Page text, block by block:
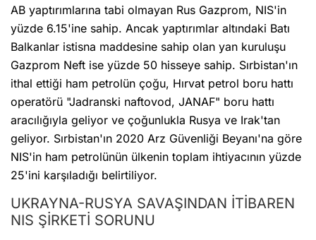
AB yaptırımlarına tabi olmayan Rus Gazprom, NIS'in
yüzde 6.15'ine sahip. Ancak yaptırımlar altındaki Batı
Balkanlar istisna maddesine sahip olan yan kuruluşu
Gazprom Neft ise yüzde 50 hisseye sahip. Sırbistan'ın
ithal ettiği ham petrolün çoğu, Hırvat petrol boru hattı
operatörü "Jadranski naftovod, JANAF" boru hattı
aracılığıyla geliyor ve çoğunlukla Rusya ve Irak'tan
geliyor. Sırbistan'ın 2020 Arz Güvenliği Beyanı'na göre
NIS'in ham petrolünün ülkenin toplam ihtiyacının yüzde
25'ini karşıladığı belirtiliyor.
UKRAYNA-RUSYA SAVAŞINDAN İTİBAREN
NIS ŞİRKETİ SORUNU